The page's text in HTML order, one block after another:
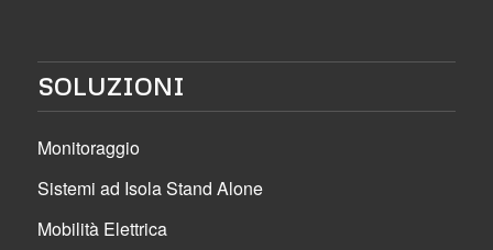
SOLUZIONI
Monitoraggio
Sistemi ad Isola Stand Alone
Mobilità Elettrica